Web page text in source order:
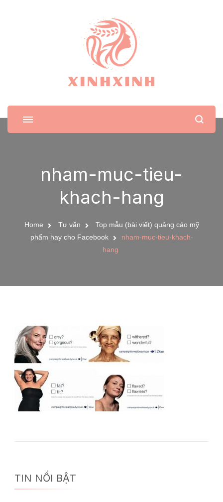
XinhXinh
Trang tin tức cho phái đẹp
nham-muc-tieu-
khach-hang
Home Tư vấn
Top mẫu (bài viết) quảng cáo mỹ
phẩm hay cho Facebook
nham-muc-tieu-khach-
hang
TIN NỔI BẬT